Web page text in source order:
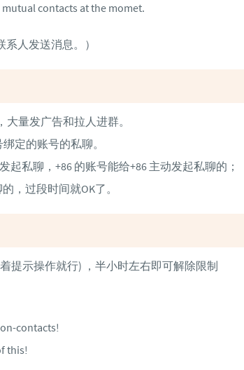
contacts at the momet.
人发送消息。）
量发广告和拉人进群。
定的账号的私聊。
起私聊，+86 的账号能给+86 主动发起私聊的；
，过段时间就OK了。
提示操作就行) ，半小时左右即可解除限制
contacts!
this!